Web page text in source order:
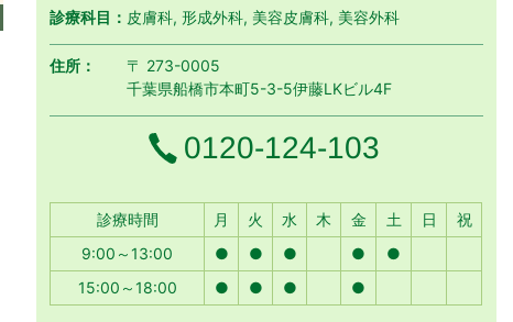
診療科目： 皮膚科, 形成外科, 美容皮膚科, 美容外科
住所：
〒 273-0005
千葉県船橋市本町5-3-5伊藤LKビル4F
電話番号
0120-124-103
診療時間 月 月曜日
火 火曜日
水 水曜日
木 木曜日
金金曜日
土土曜日
日 日曜日
祝
9:00～13:00
● ● ● ●
●
15:00～18:00
● ● ● ●